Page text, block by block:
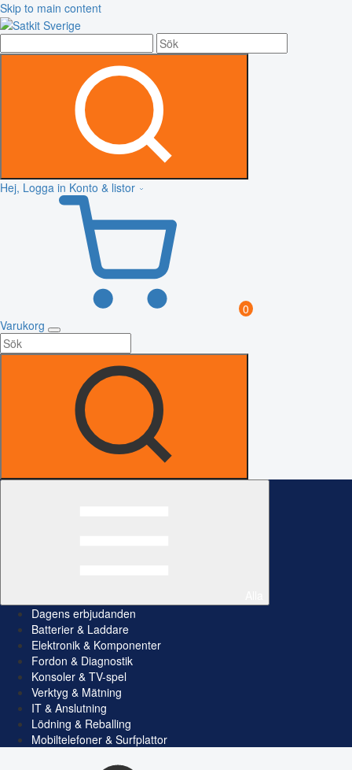
Skip to main content
Hej, Logga in Konto & listor
0
Varukorg
Dagens erbjudanden
Batterier & Laddare
Elektronik & Komponenter
Fordon & Diagnostik
Konsoler & TV-spel
Verktyg & Mätning
IT & Anslutning
Lödning & Reballing
Mobiltelefoner & Surfplattor